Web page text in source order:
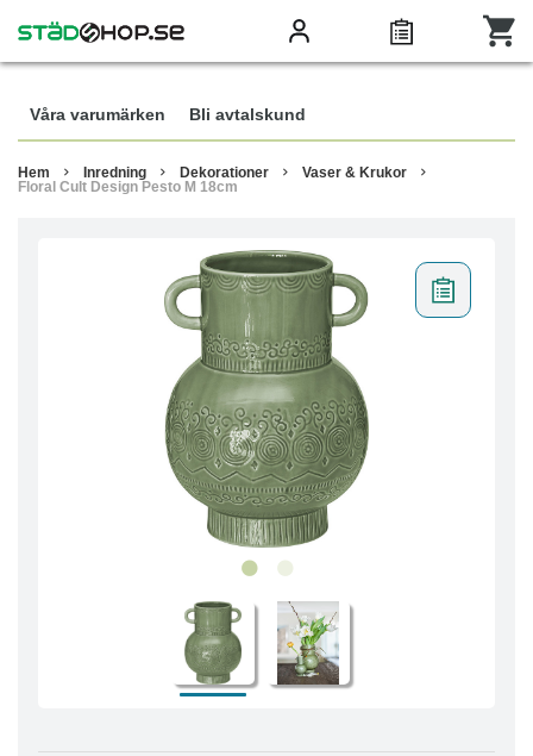
Våra varumärken Bli avtalskund
Hem Inredning Dekorationer
Vaser & Krukor
Floral Cult Design Pesto M 18cm